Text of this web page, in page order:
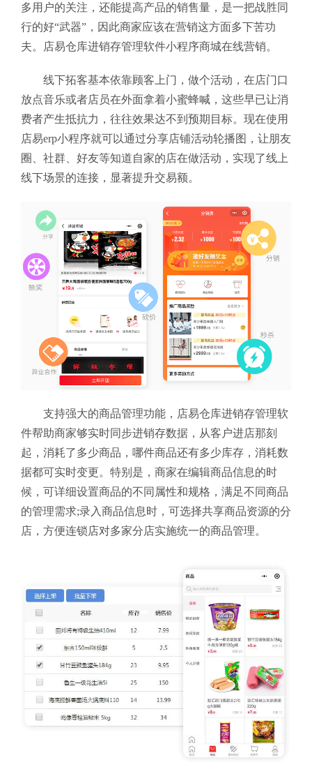
多用户的关注，还能提高产品的销售量，是一把战胜同
行的好“武器”，因此商家应该在营销这方面多下苦功
夫。店易仓库进销存管理软件小程序商城在线营销。
线下拓客基本依靠顾客上门，做个活动，在店门口
放点音乐或者店员在外面拿着小蜜蜂喊，这些早已让消
费者产生抵抗力，往往效果达不到预期目标。现在使用
店易erp小程序就可以通过分享店铺活动轮播图，让朋友
圈、社群、好友等知道自家的店在做活动，实现了线上
线下场景的连接，显著提升交易额。
支持强大的商品管理功能，店易仓库进销存管理软
件帮助商家够实时同步进销存数据，从客户进店那刻
起，消耗了多少商品，哪件商品还有多少库存，消耗数
据都可实时变更。特别是，商家在编辑商品信息的时
候，可详细设置商品的不同属性和规格，满足不同商品
的管理需求;录入商品信息时，可选择共享商品资源的分
店，方便连锁店对多家分店实施统一的商品管理。